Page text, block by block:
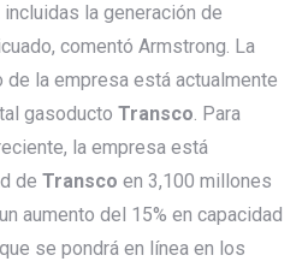
la generación de
comentó Armstrong. La
la empresa está actualmente
gasoducto Transco. Para
la empresa está
de Transco en 3,100 millones
aumento del 15% en capacidad
se pondrá en línea en los